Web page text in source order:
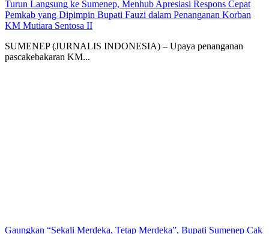
Turun Langsung ke Sumenep, Menhub Apresiasi Respons Cepat
Pemkab yang Dipimpin Bupati Fauzi dalam Penanganan Korban
KM Mutiara Sentosa II
SUMENEP (JURNALIS INDONESIA) – Upaya penanganan
pascakebakaran KM...
Gaungkan “Sekali Merdeka, Tetap Merdeka”, Bupati Sumenep Cak